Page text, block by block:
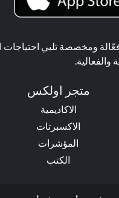
ومخصصة تلبي احتياجات
متجر اولكس
الاكاديمية
الاكسبرتات
المؤشرات
الكتب